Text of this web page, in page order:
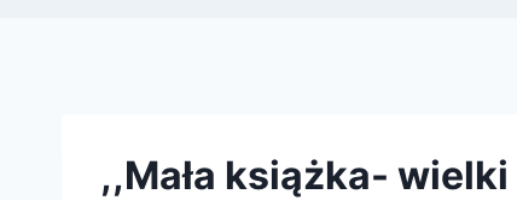
,,Mała książka- wielki